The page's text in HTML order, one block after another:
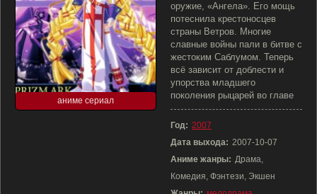
аниме сериал
оружие, «Ангела». Его мощь
потеснила крестоносцев
страны Ветров. Многие
славные войны пали в битве с
жестоким Саблумом. Теперь
всё зависит от доблести и
упорства младшего
поколения рыцарей во главе
Год: 2007
Дата выхода: 2007-10-07
Аниме жанры: Драма,
Комедия, Фэнтези, Экшен